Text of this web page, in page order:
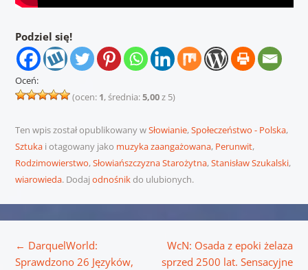
Podziel się!
Oceń:
(ocen: 1, średnia:5,00z 5)
Ten wpis został opublikowany wSłowianie,Społeczeństwo - Polska,
Sztukai otagowany jako muzyka zaangażowana, Perunwit,
Rodzimowierstwo,Słowiańszczyzna Starożytna,Stanisław Szukalski,
wiarowieda. Dodaj odnośnikdo ulubionych.
← DarquelWorld:
Sprawdzono 26 Języków,
WcN: Osada z epoki żelaza
sprzed 2500 lat. Sensacyjne